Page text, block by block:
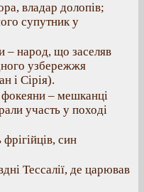
владар долопів;
супутник у
– народ, що заселяв
узбережжя
і Сірія).
– мешканці
участь у поході
син
Тессалії, де царював